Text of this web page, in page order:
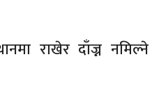
राखेर दाँज्न नमिल्ने